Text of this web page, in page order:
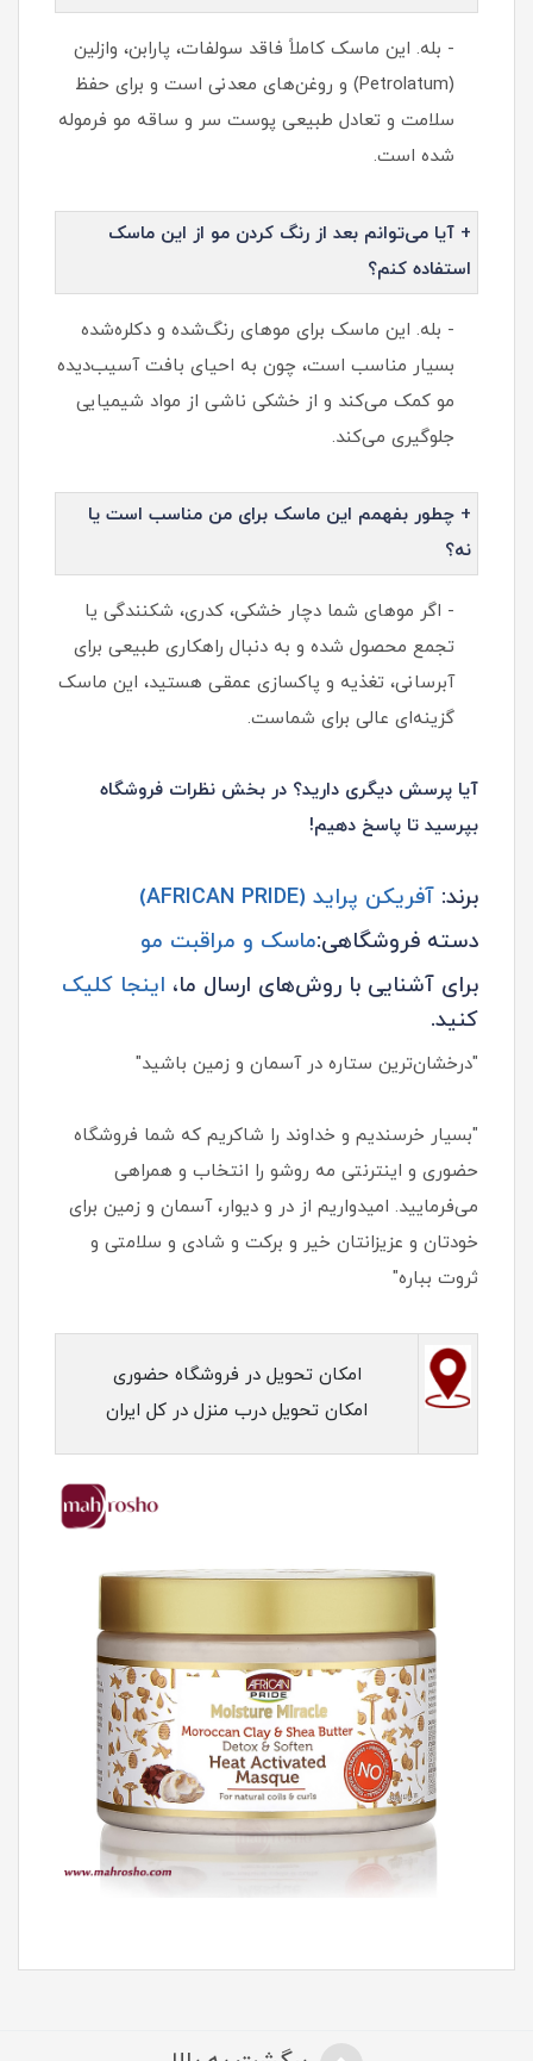
- بله. این ماسک کاملاً فاقد سولفات، پارابن، وازلین
(Petrolatum) و روغن‌های معدنی است و برای حفظ
سلامت و تعادل طبیعی پوست سر و ساقه مو فرموله
شده است.
+ آیا می‌توانم بعد از رنگ کردن مو از این ماسک
استفاده کنم؟
- بله. این ماسک برای موهای رنگ‌شده و دکلره‌شده
بسیار مناسب است، چون به احیای بافت آسیب‌دیده
مو کمک می‌کند و از خشکی ناشی از مواد شیمیایی
جلوگیری می‌کند.
+ چطور بفهمم این ماسک برای من مناسب است یا
نه؟
- اگر موهای شما دچار خشکی، کدری، شکنندگی یا
تجمع محصول شده و به دنبال راهکاری طبیعی برای
آبرسانی، تغذیه و پاکسازی عمقی هستید، این ماسک
گزینه‌ای عالی برای شماست.
آیا پرسش دیگری دارید؟ در بخش نظرات فروشگاه
بپرسید تا پاسخ دهیم!
برند: آفریکن پراید (AFRICAN PRIDE)
دسته فروشگاهی:ماسک و مراقبت مو
برای آشنایی با روش‌های ارسال ما، اینجا کلیک
کنید.
"درخشان‌ترین ستاره در آسمان و زمین باشید"
"بسیار خرسندیم و خداوند را شاکریم که شما فروشگاه
حضوری و اینترنتی مه روشو را انتخاب و همراهی
می‌فرمایید. امیدواریم از در و دیوار، آسمان و زمین برای
خودتان و عزیزانتان خیر و برکت و شادی و سلامتی و
ثروت بباره"
امکان تحویل در فروشگاه حضوری
امکان تحویل درب منزل در کل ایران